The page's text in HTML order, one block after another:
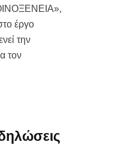
έργο
την
τον